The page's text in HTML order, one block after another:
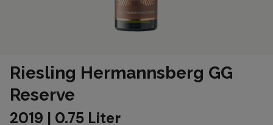
Riesling Hermannsberg GG
Reserve
2019 | 0.75 Liter